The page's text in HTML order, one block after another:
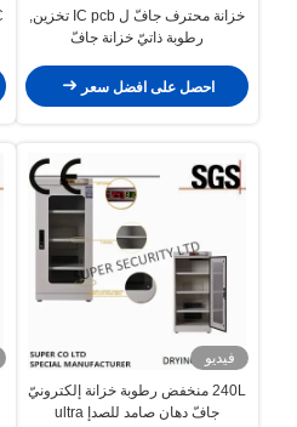
خزانة محترف جافّ ل IC pcb تخزين,
رطوبة ذاتيّ خزانة جافّ
احصل على افضل سعر
فيديو
240L منخفض رطوبة خزانة إلكترونيّ
جافّ دهان صامد للصدإ ultra